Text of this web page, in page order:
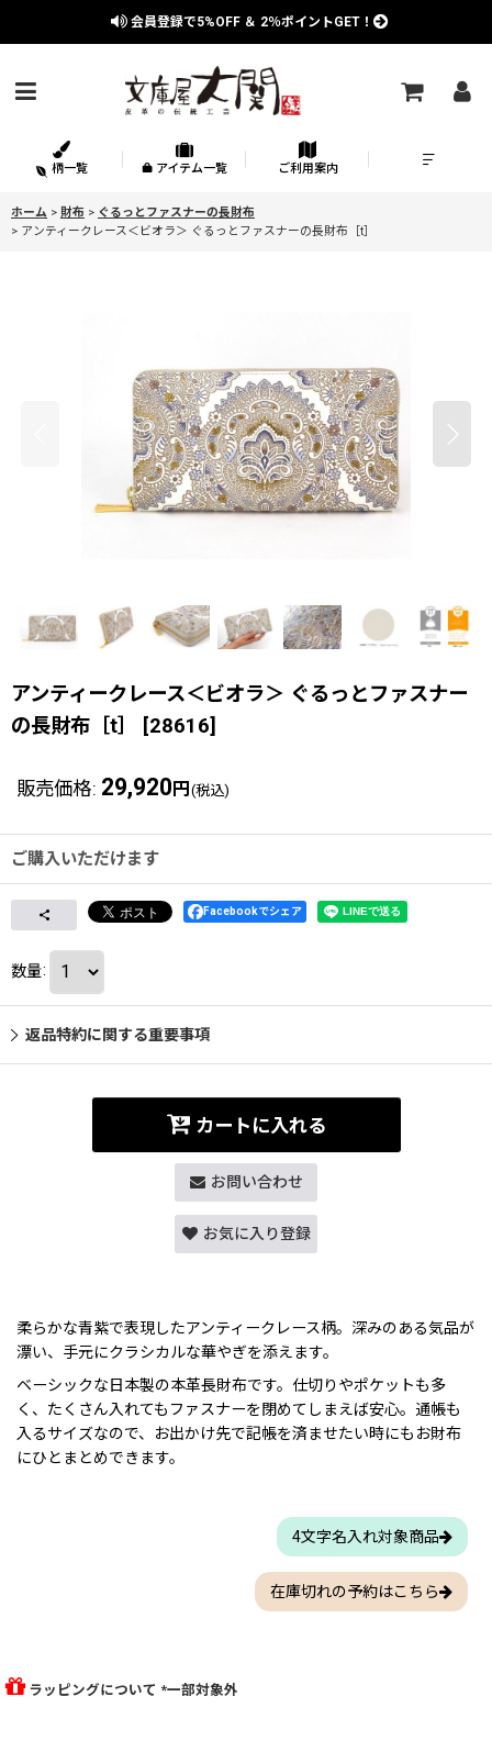
会員登録で5%OFF ＆ 2％ポイントGET！
柄一覧 アイテム一覧 ご利用案内
ホーム > 財布 > ぐるっとファスナーの長財布
> アンティークレース＜ビオラ＞ ぐるっとファスナーの長財布［t］
アンティークレース＜ビオラ＞ ぐるっとファスナー
の長財布［t］
[28616]
販売価格: 29,920 円 (税込)
ご購入いただけます
Facebookでシェア
数量:
返品特約に関する重要事項
カートに入れる
お問い合わせ
お気に入り登録
柔らかな青紫で表現したアンティークレース柄。深みのある気品が
漂い、手元にクラシカルな華やぎを添えます。
ベーシックな日本製の本革長財布です。仕切りやポケットも多
く、たくさん入れてもファスナーを閉めてしまえば安心。通帳も
入るサイズなので、お出かけ先で記帳を済ませたい時にもお財布
にひとまとめできます。
4文字名入れ対象商品
在庫切れの予約はこちら
ラッピングについて *一部対象外